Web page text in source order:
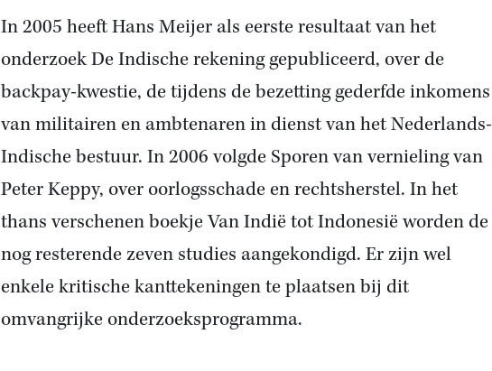
In 2005 heeft Hans Meijer als eerste resultaat van het
onderzoek De Indische rekening gepubliceerd, over de
backpay-kwestie, de tijdens de bezetting gederfde inkomens
van militairen en ambtenaren in dienst van het Nederlands-
Indische bestuur. In 2006 volgde Sporen van vernieling van
Peter Keppy, over oorlogsschade en rechtsherstel. In het
thans verschenen boekje Van Indië tot Indonesië worden de
nog resterende zeven studies aangekondigd. Er zijn wel
enkele kritische kanttekeningen te plaatsen bij dit
omvangrijke onderzoeksprogramma.